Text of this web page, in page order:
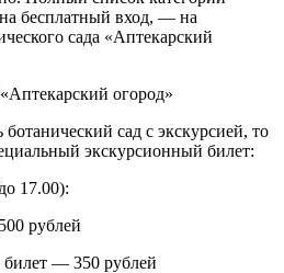
бесплатный вход, — на
сада «Аптекарский
сад с экскурсией, то
экскурсионный билет:
17.00):
рублей
— 350 рублей